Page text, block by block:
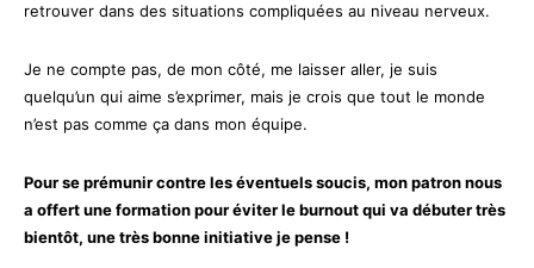
retrouver dans des situations compliquées au niveau nerveux.
Je ne compte pas, de mon côté, me laisser aller, je suis
quelqu’un qui aime s’exprimer, mais je crois que tout le monde
n’est pas comme ça dans mon équipe.
Pour se prémunir contre les éventuels soucis, mon patron nous
a offert une formation pour éviter le burnout qui va débuter très
bientôt, une très bonne initiative je pense !